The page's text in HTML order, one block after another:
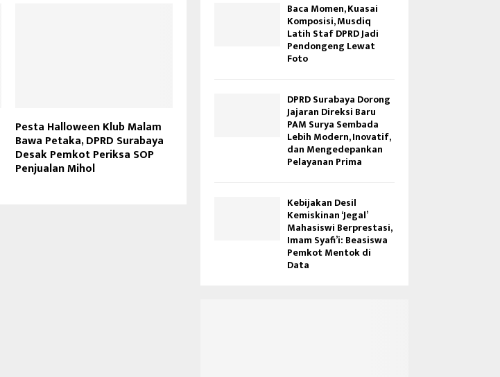
Pesta Halloween Klub Malam
Bawa Petaka, DPRD Surabaya
Desak Pemkot Periksa SOP
Penjualan Mihol
Baca Momen, Kuasai
Komposisi, Musdiq
Latih Staf DPRD Jadi
Pendongeng Lewat
Foto
DPRD Surabaya Dorong
Jajaran Direksi Baru
PAM Surya Sembada
Lebih Modern, Inovatif,
dan Mengedepankan
Pelayanan Prima
Kebijakan Desil
Kemiskinan ‘Jegal’
Mahasiswi Berprestasi,
Imam Syafi’i: Beasiswa
Pemkot Mentok di
Data